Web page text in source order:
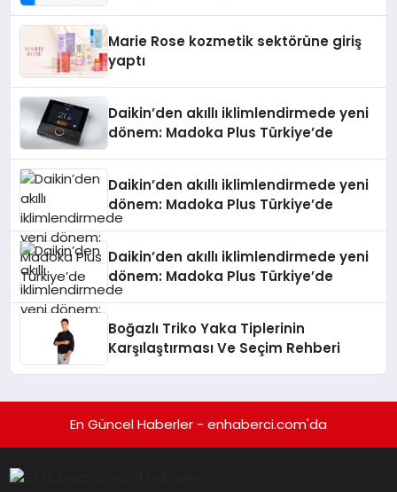
Marie Rose kozmetik sektörüne giriş
yaptı
Daikin’den akıllı iklimlendirmede yeni
dönem: Madoka Plus Türkiye’de
Daikin’den akıllı iklimlendirmede yeni
dönem: Madoka Plus Türkiye’de
Daikin’den akıllı iklimlendirmede yeni
dönem: Madoka Plus Türkiye’de
Boğazlı Triko Yaka Tiplerinin
Karşılaştırması Ve Seçim Rehberi
En Güncel Haberler - enhaberci.com'da